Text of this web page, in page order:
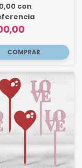
con